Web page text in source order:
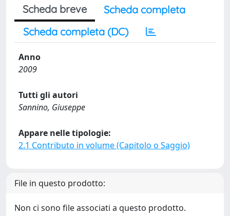
Scheda breve
Scheda completa
Scheda completa (DC)
Anno
2009
Tutti gli autori
Sannino, Giuseppe
Appare nelle tipologie:
2.1 Contributo in volume (Capitolo o Saggio)
File in questo prodotto:
Non ci sono file associati a questo prodotto.